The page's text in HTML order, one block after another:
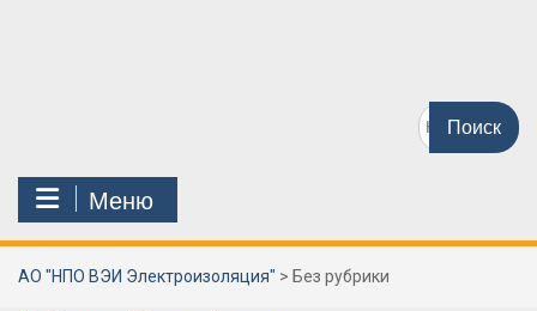
Поиск
по:
Меню
АО "НПО ВЭИ Электроизоляция" > Без рубрики